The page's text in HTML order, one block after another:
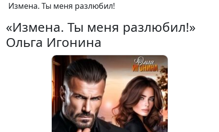
Измена. Ты меня разлюбил!
«Измена. Ты меня разлюбил!»
Ольга Игонина